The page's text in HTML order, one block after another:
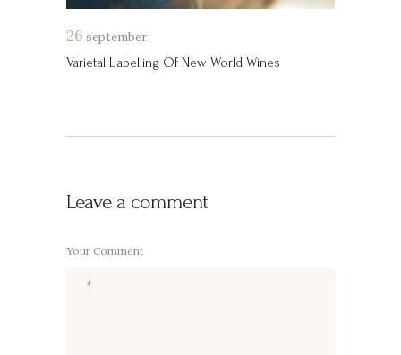
26 september
Varietal Labelling Of New World Wines
Leave a comment
Your Comment